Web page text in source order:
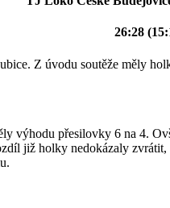
26:28
Z úvodu soutěže měly
výhodu přesilovky 6 na 4.
již holky nedokázaly